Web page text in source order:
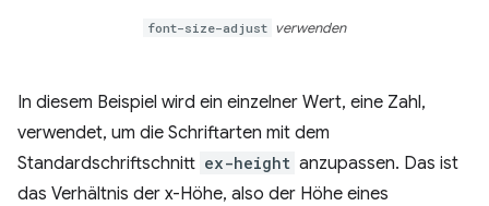
font-size-adjust verwenden
In diesem Beispiel wird ein einzelner Wert, eine Zahl,
verwendet, um die Schriftarten mit dem
Standardschriftschnitt ex-height anzupassen. Das ist
das Verhältnis der x-Höhe, also der Höhe eines